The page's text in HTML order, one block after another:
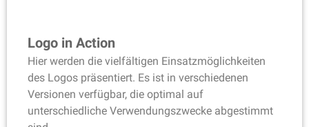
Logo in Action
Hier werden die vielfältigen Einsatzmöglichkeiten
des Logos präsentiert. Es ist in verschiedenen
Versionen verfügbar, die optimal auf
unterschiedliche Verwendungszwecke abgestimmt